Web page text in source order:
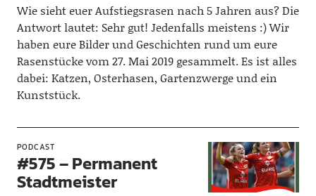
Wie sieht euer Aufstiegsrasen nach 5 Jahren aus? Die
Antwort lautet: Sehr gut! Jedenfalls meistens :) Wir
haben eure Bilder und Geschichten rund um eure
Rasenstücke vom 27. Mai 2019 gesammelt. Es ist alles
dabei: Katzen, Osterhasen, Gartenzwerge und ein
Kunststück.
PODCAST
#575 – Permanent
Stadtmeister